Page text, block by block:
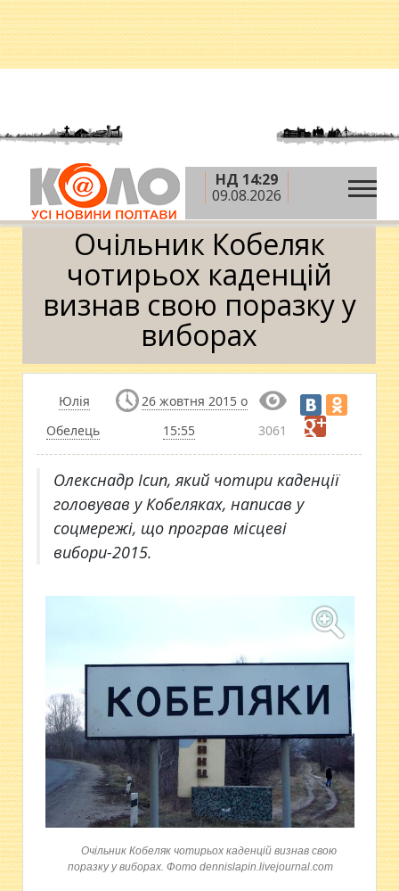
НД 14:29
09.08.2026
Головна » Вибори-2015 »Очільник Кобеляк
чотирьох каденцій визнав свою поразку у виборах
Очільник Кобеляк
чотирьох каденцій
визнав свою поразку у
виборах
Юлія
Обелець
26 жовтня 2015 о
15:55
3061
Олекснадр Ісип, який чотири каденції
головував у Кобеляках, написав у
соцмережі, що програв місцеві
вибори-2015.
Очільник Кобеляк чотирьох каденцій визнав свою
поразку у виборах. Фото dennislapin.livejournal.com